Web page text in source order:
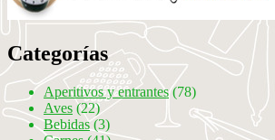
Categorías
Aperitivos y entrantes(78)
Aves (22)
Bebidas(3)